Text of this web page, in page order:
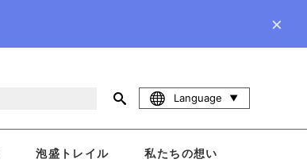
×
Language
泡盛トレイル 私たちの想い